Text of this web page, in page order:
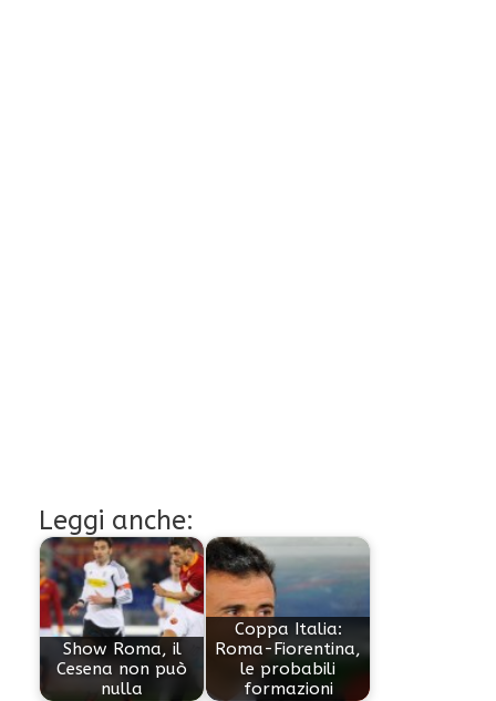
Leggi anche:
Show Roma, il
Cesena non può
nulla
Coppa Italia:
Roma-Fiorentina,
le probabili
formazioni